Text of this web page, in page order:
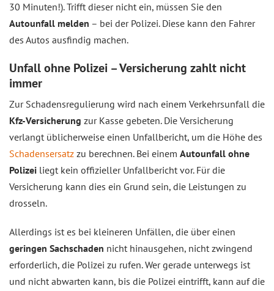
30 Minuten!). Trifft dieser nicht ein, müssen Sie den
Autounfall melden – bei der Polizei. Diese kann den Fahrer
des Autos ausfindig machen.
Unfall ohne Polizei – Versicherung zahlt nicht
immer
Zur Schadensregulierung wird nach einem Verkehrsunfall die
Kfz-Versicherung zur Kasse gebeten. Die Versicherung
verlangt üblicherweise einen Unfallbericht, um die Höhe des
Schadensersatz zu berechnen. Bei einem Autounfall ohne
Polizei liegt kein offizieller Unfallbericht vor. Für die
Versicherung kann dies ein Grund sein, die Leistungen zu
drosseln.
Allerdings ist es bei kleineren Unfällen, die über einen
geringen Sachschaden nicht hinausgehen, nicht zwingend
erforderlich, die Polizei zu rufen. Wer gerade unterwegs ist
und nicht abwarten kann, bis die Polizei eintrifft, kann auf die